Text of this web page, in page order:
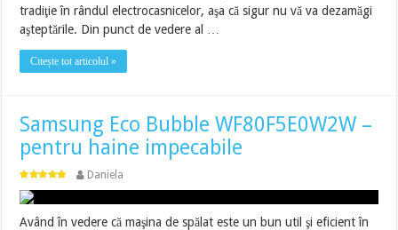
tradiţie în rândul electrocasnicelor, aşa că sigur nu vă va dezamăgi
aşteptările. Din punct de vedere al …
Citește tot articolul »
Samsung Eco Bubble WF80F5E0W2W –
pentru haine impecabile
Daniela
Având în vedere că maşina de spălat este un bun util şi eficient în